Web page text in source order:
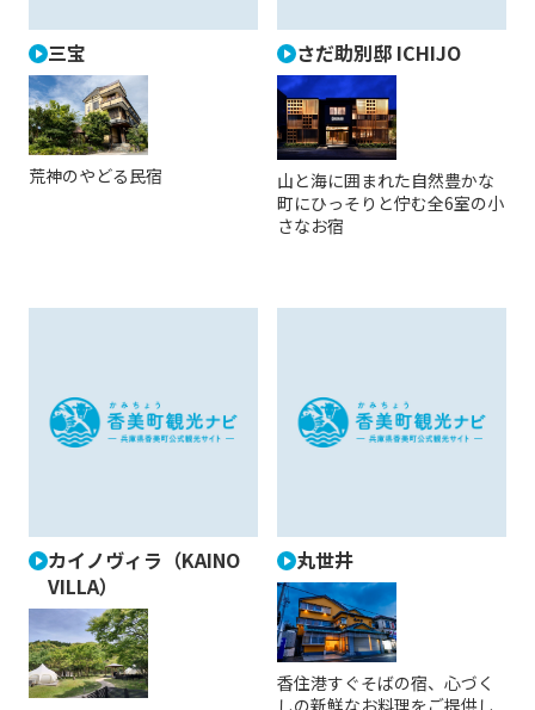
三宝
荒神のやどる民宿
さだ助別邸 ICHIJO
山と海に囲まれた自然豊かな
町にひっそりと佇む全6室の小
さなお宿
カイノヴィラ（KAINO
VILLA）
丸世井
香住港すぐそばの宿、心づく
しの新鮮なお料理をご提供し